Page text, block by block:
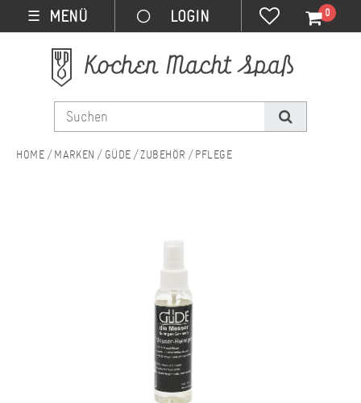
☰ MENÜ 0
MARKEN GÜDE ZUBEHÖR PFLEGE